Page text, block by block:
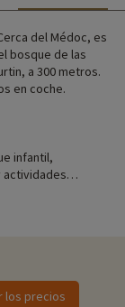
del Médoc, es
bosque de las
a 300 metros.
en coche.
infantil,
actividades
y televisión, listos
reservar su
los precios